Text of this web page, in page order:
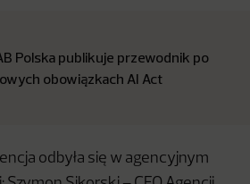
Polska publikuje przewodnik po
obowiązkach AI Act
odbyła się w agencyjnym